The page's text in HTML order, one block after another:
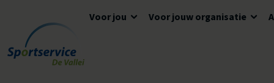
Ga naar de inhoud
Voor jou Voor jouw organisatie